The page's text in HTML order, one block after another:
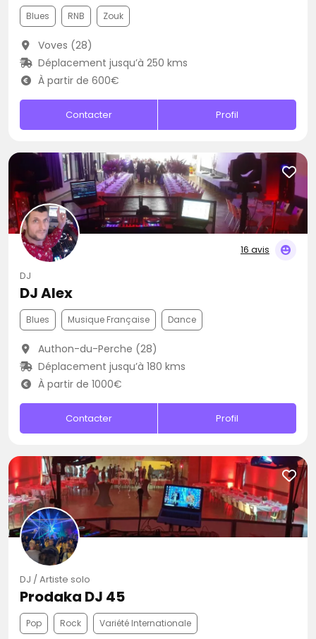
Blues RNB Zouk
Voves (28)
Déplacement jusqu’à 250 kms
À partir de 600€
Contacter Profil
16 avis
DJ
DJ Alex
Blues Musique Française Dance
Authon-du-Perche (28)
Déplacement jusqu’à 180 kms
À partir de 1000€
Contacter Profil
DJ / Artiste solo
Prodaka DJ 45
Pop Rock Variété Internationale